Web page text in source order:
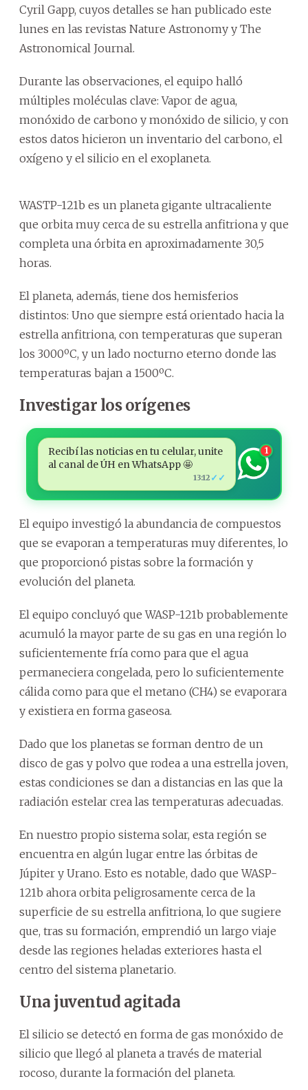
Cyril Gapp, cuyos detalles se han publicado este
lunes en las revistas Nature Astronomy y The
Astronomical Journal.
Durante las observaciones, el equipo halló
múltiples moléculas clave: Vapor de agua,
monóxido de carbono y monóxido de silicio, y con
estos datos hicieron un inventario del carbono, el
oxígeno y el silicio en el exoplaneta.
WASTP-121b es un planeta gigante ultracaliente
que orbita muy cerca de su estrella anfitriona y que
completa una órbita en aproximadamente 30,5
horas.
El planeta, además, tiene dos hemisferios
distintos: Uno que siempre está orientado hacia la
estrella anfitriona, con temperaturas que superan
los 3000ºC, y un lado nocturno eterno donde las
temperaturas bajan a 1500ºC.
Investigar los orígenes
Recibí las noticias en tu celular, unite
al canal de ÚH en WhatsApp 🤩
13:12 ✓✓
1
El equipo investigó la abundancia de compuestos
que se evaporan a temperaturas muy diferentes, lo
que proporcionó pistas sobre la formación y
evolución del planeta.
El equipo concluyó que WASP-121b probablemente
acumuló la mayor parte de su gas en una región lo
suficientemente fría como para que el agua
permaneciera congelada, pero lo suficientemente
cálida como para que el metano (CH4) se evaporara
y existiera en forma gaseosa.
Dado que los planetas se forman dentro de un
disco de gas y polvo que rodea a una estrella joven,
estas condiciones se dan a distancias en las que la
radiación estelar crea las temperaturas adecuadas.
En nuestro propio sistema solar, esta región se
encuentra en algún lugar entre las órbitas de
Júpiter y Urano. Esto es notable, dado que WASP-
121b ahora orbita peligrosamente cerca de la
superficie de su estrella anfitriona, lo que sugiere
que, tras su formación, emprendió un largo viaje
desde las regiones heladas exteriores hasta el
centro del sistema planetario.
Una juventud agitada
El silicio se detectó en forma de gas monóxido de
silicio que llegó al planeta a través de material
rocoso, durante la formación del planeta.